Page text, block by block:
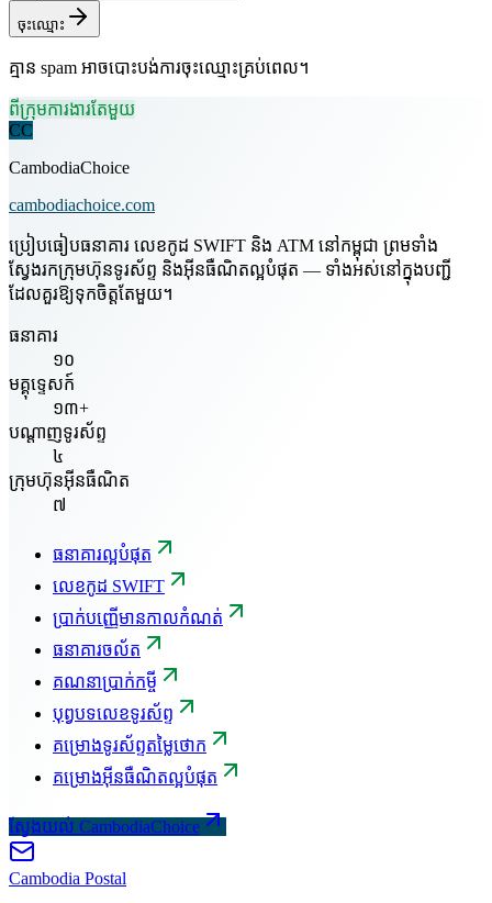
ចុះឈ្មោះ
គ្មាន spam អាចបោះបង់ការចុះឈ្មោះគ្រប់ពេល។
ពីក្រុមការងារតែមួយ
CC
CambodiaChoice
cambodiachoice.com
ប្រៀបធៀបធនាគារ លេខកូដ SWIFT និង ATM នៅកម្ពុជា ព្រមទាំង
ស្វែងរកក្រុមហ៊ុនទូរស័ព្ទ និងអ៊ីនធឺណិតល្អបំផុត — ទាំងអស់នៅក្នុងបញ្ជី
ដែលគួរឱ្យទុកចិត្តតែមួយ។
ធនាគារ
១០
មគ្គុទ្ទេសក៍
១៣+
បណ្តាញទូរស័ព្ទ
៤
ក្រុមហ៊ុនអ៊ីនធឺណិត
៧
ធនាគារល្អបំផុត
លេខកូដ SWIFT
ប្រាក់បញ្ញើមានកាលកំណត់
ធនាគារចល័ត
គណនាប្រាក់កម្ចី
បុព្វបទលេខទូរស័ព្ទ
គម្រោងទូរស័ព្ទតម្លៃថោក
គម្រោងអ៊ីនធឺណិតល្អបំផុត
ស្វែងយល់ CambodiaChoice
Cambodia Postal